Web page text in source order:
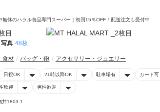
無休のハラル食品専門スーパー｜初回15％OFF！配送注文も受付中
写真 48枚
食材 バッグ・鞄 アクセサリー・ジュエリー
日祝OK 21時以降OK 駐車場有 カード可
歓迎 男性歓迎
井1803-1